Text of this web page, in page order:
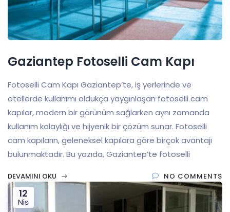
Gaziantep Fotoselli Cam Kapı
Fotoselli Cam Kapı Gaziantep’te, iş yerlerinde ve
otellerde kullanımı oldukça yaygınlaşan fotoselli cam
kapılar, modern bir görünüm sağlarken aynı zamanda
kullanım kolaylığı ve hijyenik bir çözüm sunar. Fotoselli
cam kapıların, geleneksel kapılara göre birçok avantajı
bulunmaktadır. Bu yazıda, Gaziantep’te fotoselli
DEVAMINI OKU NO COMMENTS
12
Nis